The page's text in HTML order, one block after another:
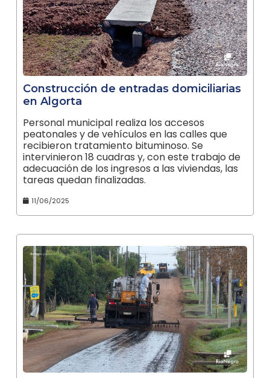
Construcción de entradas domiciliarias
en Algorta
Personal municipal realiza los accesos
peatonales y de vehículos en las calles que
recibieron tratamiento bituminoso. Se
intervinieron 18 cuadras y, con este trabajo de
adecuación de los ingresos a las viviendas, las
tareas quedan finalizadas.
11/06/2025